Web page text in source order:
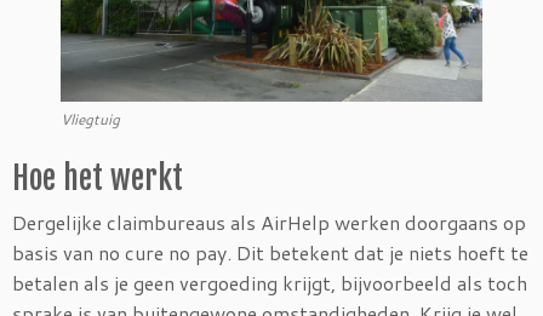
Vliegtuig
Hoe het werkt
Dergelijke claimbureaus als AirHelp werken doorgaans op
basis van no cure no pay. Dit betekent dat je niets hoeft te
betalen als je geen vergoeding krijgt, bijvoorbeeld als toch